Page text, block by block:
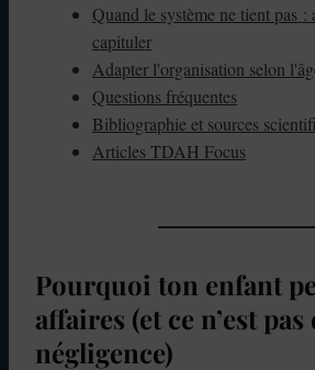
Quand le système ne tient pas :
capituler
Adapter l'organisation selon
Questions fréquentes
Bibliographie et sources
Articles TDAH Focus
Pourquoi ton enfant
affaires (et ce n’est pas
négligence)